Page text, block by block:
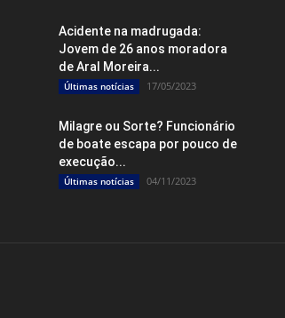
Acidente na madrugada:
Jovem de 26 anos moradora
de Aral Moreira...
Últimas notícias 17/05/2023
Milagre ou Sorte? Funcionário
de boate escapa por pouco de
execução...
Últimas notícias 04/11/2023